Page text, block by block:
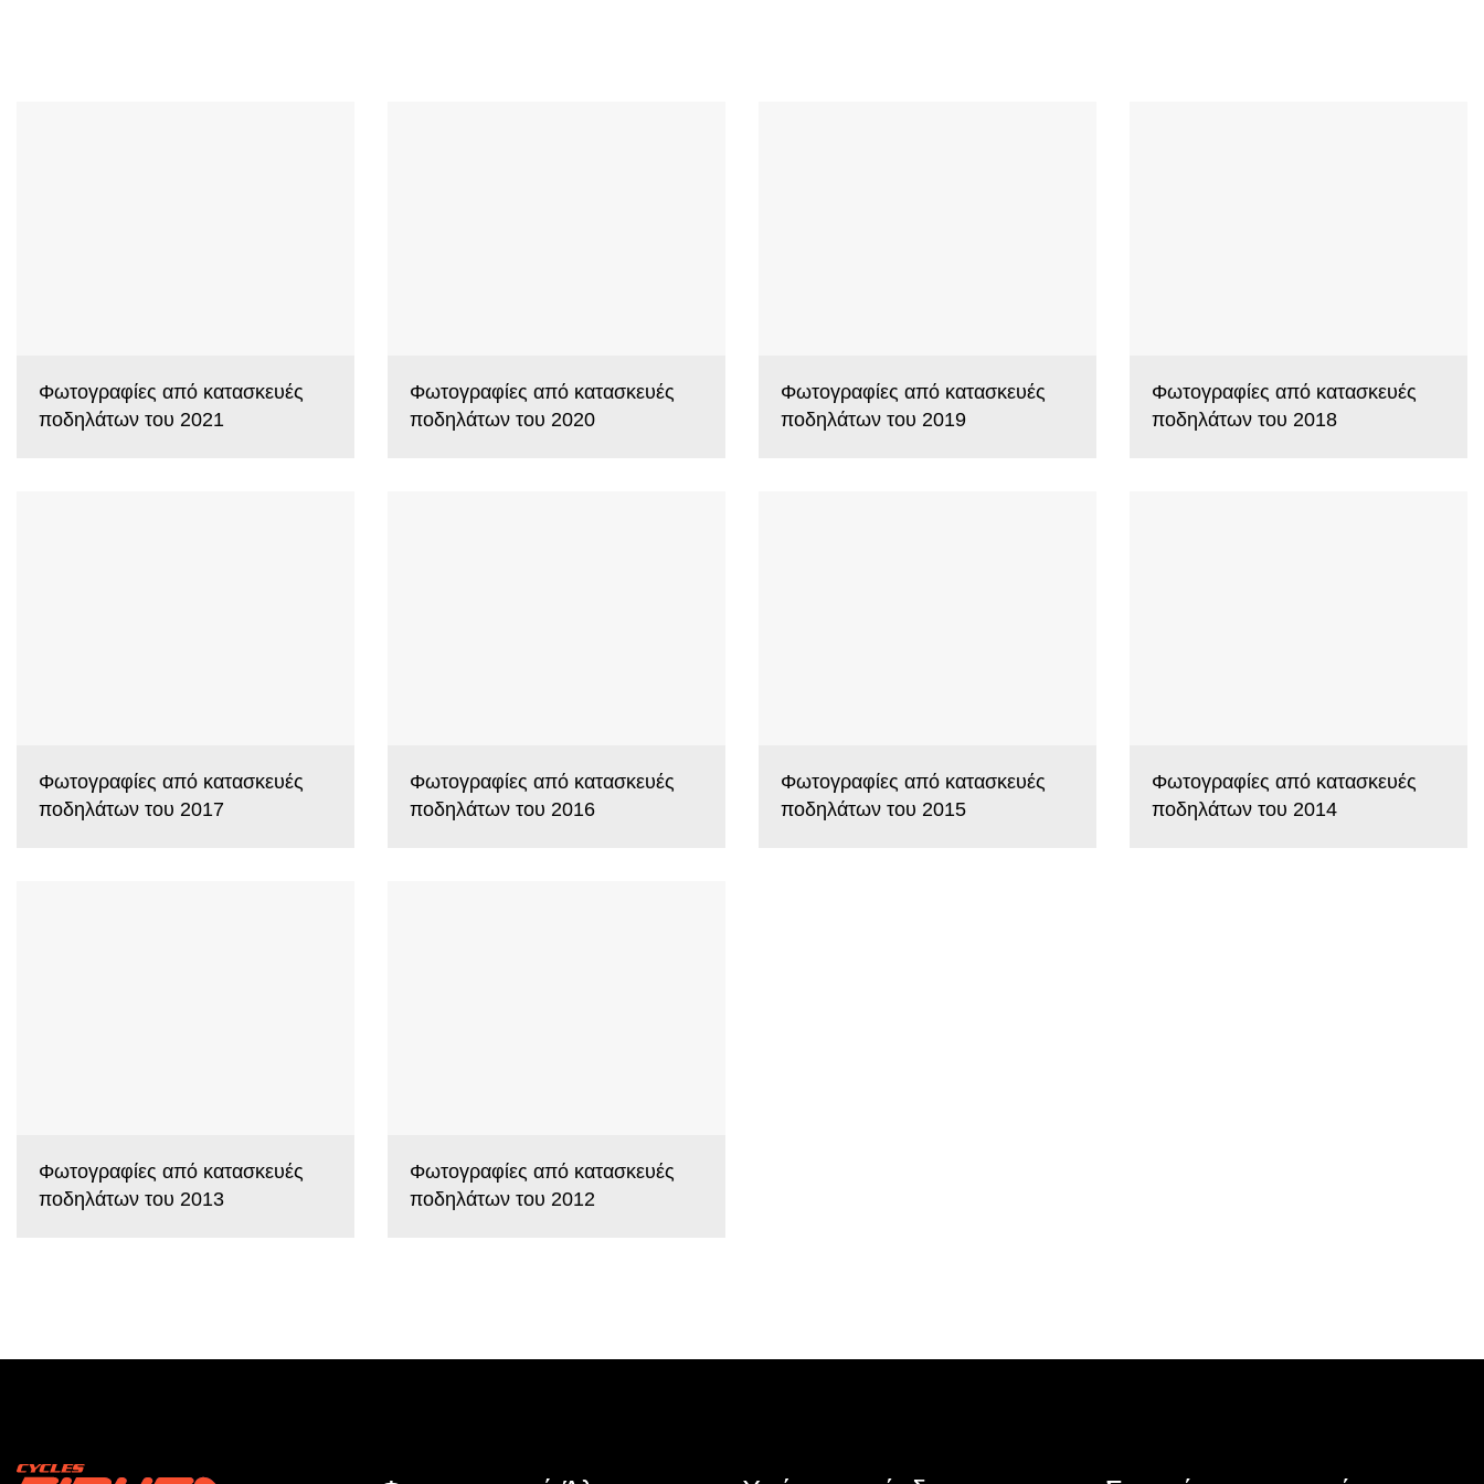
Φωτογραφίες από κατασκευές
ποδηλάτων του 2021
Φωτογραφίες από κατασκευές
ποδηλάτων του 2020
Φωτογραφίες από κατασκευές
ποδηλάτων του 2019
Φωτογραφίες από κατασκευές
ποδηλάτων του 2018
Φωτογραφίες από κατασκευές
ποδηλάτων του 2017
Φωτογραφίες από κατασκευές
ποδηλάτων του 2016
Φωτογραφίες από κατασκευές
ποδηλάτων του 2015
Φωτογραφίες από κατασκευές
ποδηλάτων του 2014
Φωτογραφίες από κατασκευές
ποδηλάτων του 2013
Φωτογραφίες από κατασκευές
ποδηλάτων του 2012